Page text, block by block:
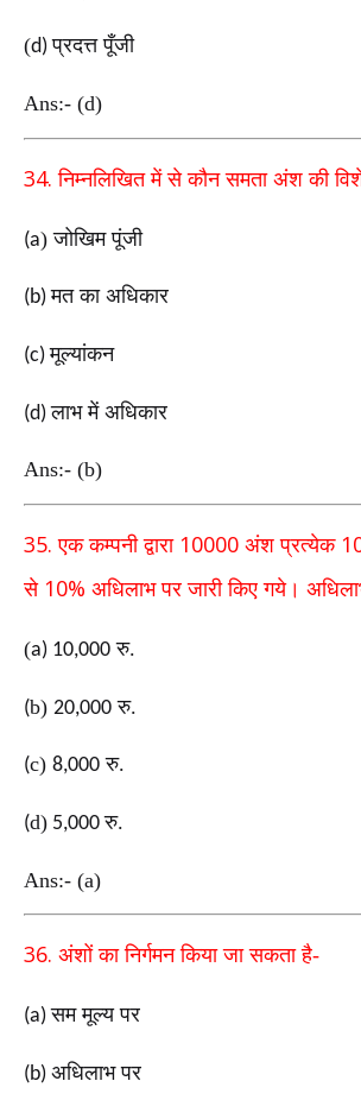
(d)प्रदत्त पूँजी
Ans:- (d)
34.निम्नलिखित में से कौन समता अंश की
(a) जोखिम पूंजी
(b)मत का अधिकार
(c)मूल्यांकन
(d)लाभ में अधिकार
Ans:- (b)
35.एक कम्पनी द्वारा 10000 अंश प्रत्येक
से 10% अधिलाभ पर जारी किए गये।
(a) 10,000 रु.
(b) 20,000 रु.
(c) 8,000 रु.
(d) 5,000रु.
Ans:- (a)
36. अंशों का निर्गमन किया जा सकता है-
(a)सम मूल्य पर
(b) अधिलाभ पर